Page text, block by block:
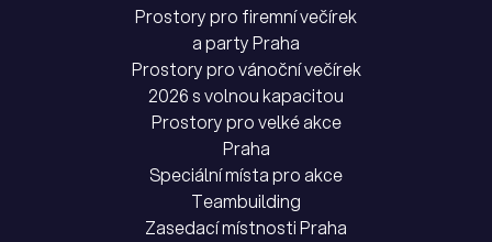
Prostory pro firemní večírek
a party Praha
Prostory pro vánoční večírek
2026 s volnou kapacitou
Prostory pro velké akce
Praha
Speciální místa pro akce
Teambuilding
Zasedací místnosti Praha